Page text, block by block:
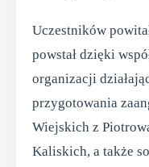
Uczestników
powstał dzięki
organizacji
przygotowania
Wiejskich z
Kaliskich, a także